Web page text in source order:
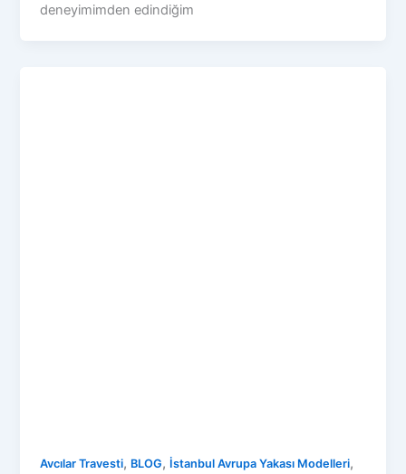
deneyimimden edindiğim
Avcılar Travesti, BLOG, İstanbul Avrupa Yakası Modelleri,